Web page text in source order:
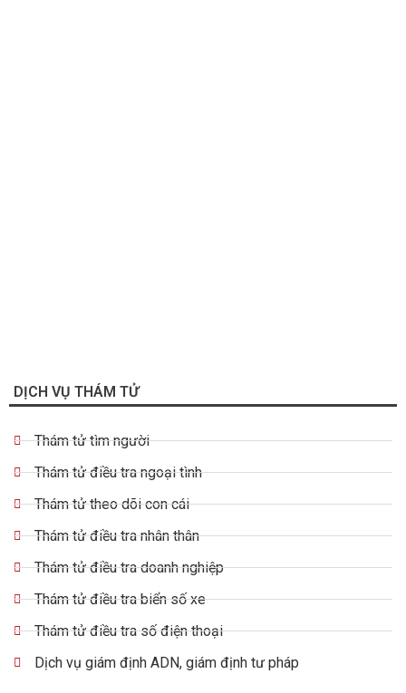
DỊCH VỤ THÁM TỬ
Thám tử tìm người
Thám tử điều tra ngoại tình
Thám tử theo dõi con cái
Thám tử điều tra nhân thân
Thám tử điều tra doanh nghiệp
Thám tử điều tra biển số xe
Thám tử điều tra số điện thoại
Dịch vụ giám định ADN, giám định tư pháp